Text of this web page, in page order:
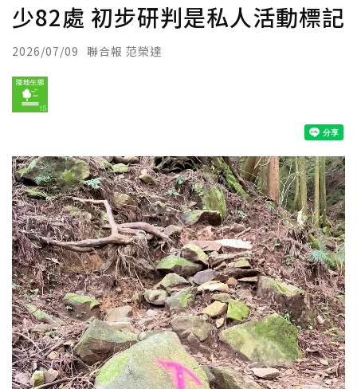
少82處 初步研判是私人活動標記
2026/07/09 聯合報 范榮達